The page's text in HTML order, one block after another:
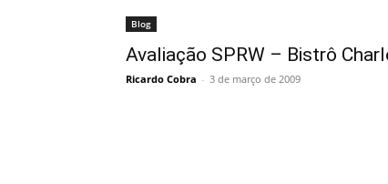
Blog
Avaliação SPRW – Bistrô
Ricardo Cobra - 3 de março de 2009